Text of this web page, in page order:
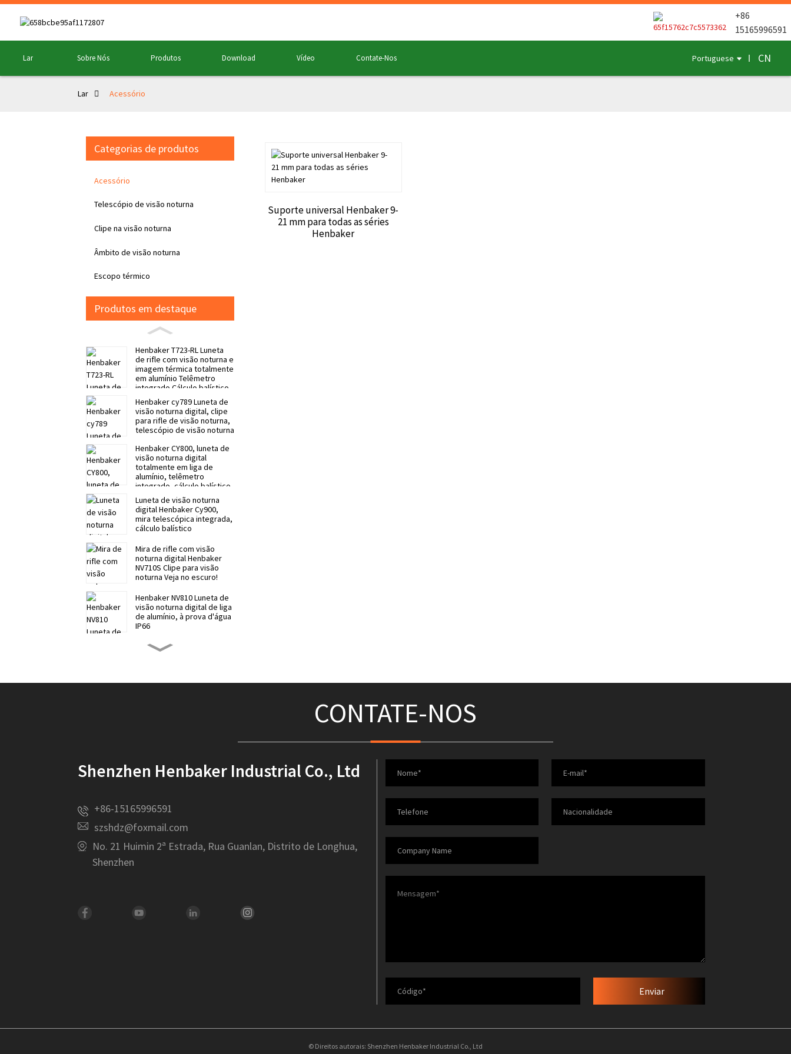
+86
15165996591
Lar Sobre Nós Produtos Download Vídeo Contate-Nos Portuguese CN
Lar Acessório
Categorias de produtos
Acessório
Telescópio de visão noturna
Clipe na visão noturna
Âmbito de visão noturna
Escopo térmico
Produtos em destaque
Henbaker T723-RL Luneta
de rifle com visão noturna e
imagem térmica totalmente
em alumínio Telêmetro
integrado Cálculo balístico
Henbaker cy789 Luneta de
visão noturna digital, clipe
para rifle de visão noturna,
telescópio de visão noturna
Henbaker CY800, luneta de
visão noturna digital
totalmente em liga de
alumínio, telêmetro
integrado, cálculo balístico
Luneta de visão noturna
digital Henbaker Cy900,
mira telescópica integrada,
cálculo balístico
Mira de rifle com visão
noturna digital Henbaker
NV710S Clipe para visão
noturna Veja no escuro!
Henbaker NV810 Luneta de
visão noturna digital de liga
de alumínio, à prova d'água
IP66
Luneta de visão noturna
CY10 - Visão noturna nítida e
furtiva
Suporte universal Henbaker 9-
21 mm para todas as séries
Henbaker
CONTATE-NOS
Shenzhen Henbaker Industrial Co., Ltd
+86-15165996591
szshdz@foxmail.com
No. 21 Huimin 2ª Estrada, Rua Guanlan, Distrito de Longhua,
Shenzhen
Enviar
© Direitos autorais: Shenzhen Henbaker Industrial Co., Ltd